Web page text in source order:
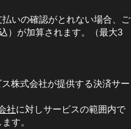
いの確認がとれない場合、ご
）が加算されます。（最大3
株式会社が提供する決済サー
社に対しサービスの範囲内で
す。